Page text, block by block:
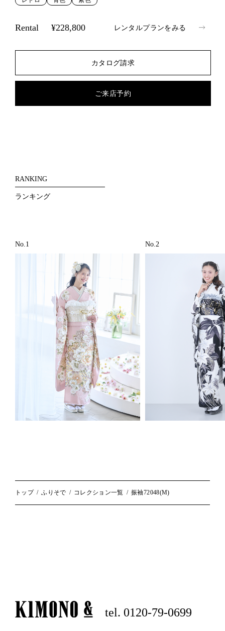
トップ ふりそで コレクション一覧 振袖72048(M)
Rental ¥228,800 レンタルプランをみる
カタログ請求
ご来店予約
RANKING
ランキング
No.1 No.2
tel. 0120-79-0699